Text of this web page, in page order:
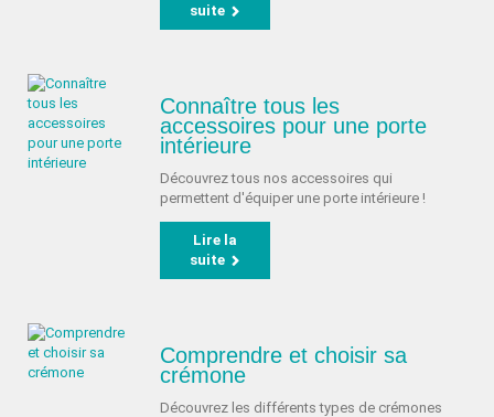
suite
Connaître tous les
accessoires pour une porte
intérieure
Découvrez tous nos accessoires qui
permettent d'équiper une porte intérieure !
Lire la
suite
Comprendre et choisir sa
crémone
Découvrez les différents types de crémones